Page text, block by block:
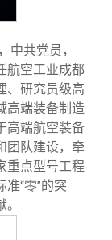
中共党员，
航空工业成都
、研究员级高
高端装备制造
高端航空装备
团队建设，牵
重点型号工程
准“零”的突